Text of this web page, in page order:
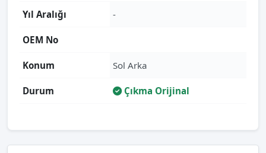
Yıl Aralığı -
OEM No
Konum Sol Arka
Durum Çıkma Orijinal